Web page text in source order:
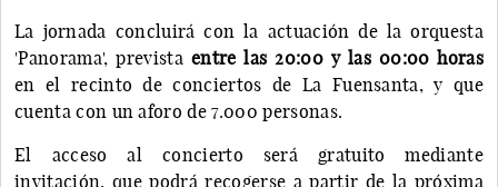
La jornada concluirá con la actuación de la orquesta
'Panorama', prevista entre las 20:00 y las 00:00 horas
en el recinto de conciertos de La Fuensanta, y que
cuenta con un aforo de 7.000 personas.
El acceso al concierto será gratuito mediante
invitación, que podrá recogerse a partir de la próxima